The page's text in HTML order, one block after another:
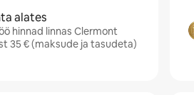
alates
hinnad linnas Clermont
35 € (maksude ja tasudeta)